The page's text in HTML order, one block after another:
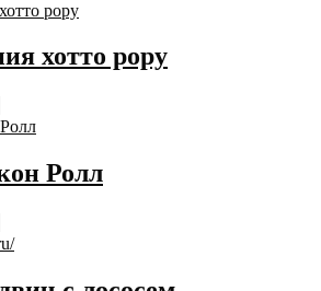
хотто рору
Ролл